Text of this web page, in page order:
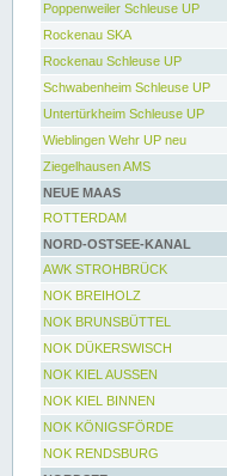
Poppenweiler Schleuse UP
Rockenau SKA
Rockenau Schleuse UP
Schwabenheim Schleuse UP
Untertürkheim Schleuse UP
Wieblingen Wehr UP neu
Ziegelhausen AMS
NEUE MAAS
ROTTERDAM
NORD-OSTSEE-KANAL
AWK STROHBRÜCK
NOK BREIHOLZ
NOK BRUNSBÜTTEL
NOK DÜKERSWISCH
NOK KIEL AUSSEN
NOK KIEL BINNEN
NOK KÖNIGSFÖRDE
NOK RENDSBURG